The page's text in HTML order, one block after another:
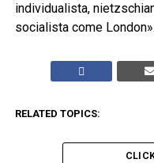
individualista,
socialista come London».
RELATED TOPICS: